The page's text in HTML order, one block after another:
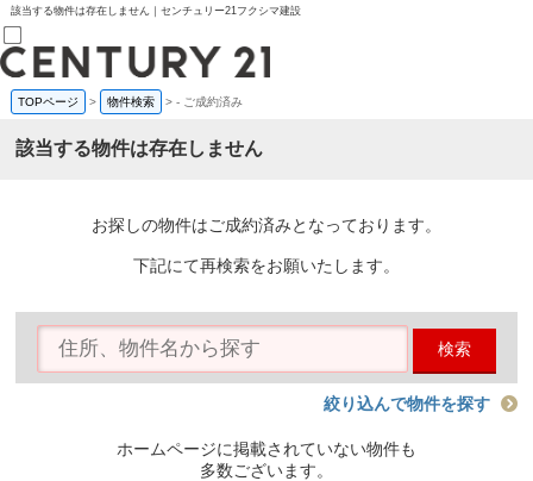
該当する物件は存在しません｜センチュリー21フクシマ建設
売買部
0120-800-844
賃貸部
会員メニュー
物件を探す
購入TOP
条件から探す
住宅ローン控除シミュレータ
TOPページ > 物件検索 >- ご成約済み
該当する物件は存在しません
お探しの物件はご成約済みとなっております。
下記にて再検索をお願いたします。
検索
絞り込んで物件を探す
ホームページに掲載されていない物件も
多数ございます。